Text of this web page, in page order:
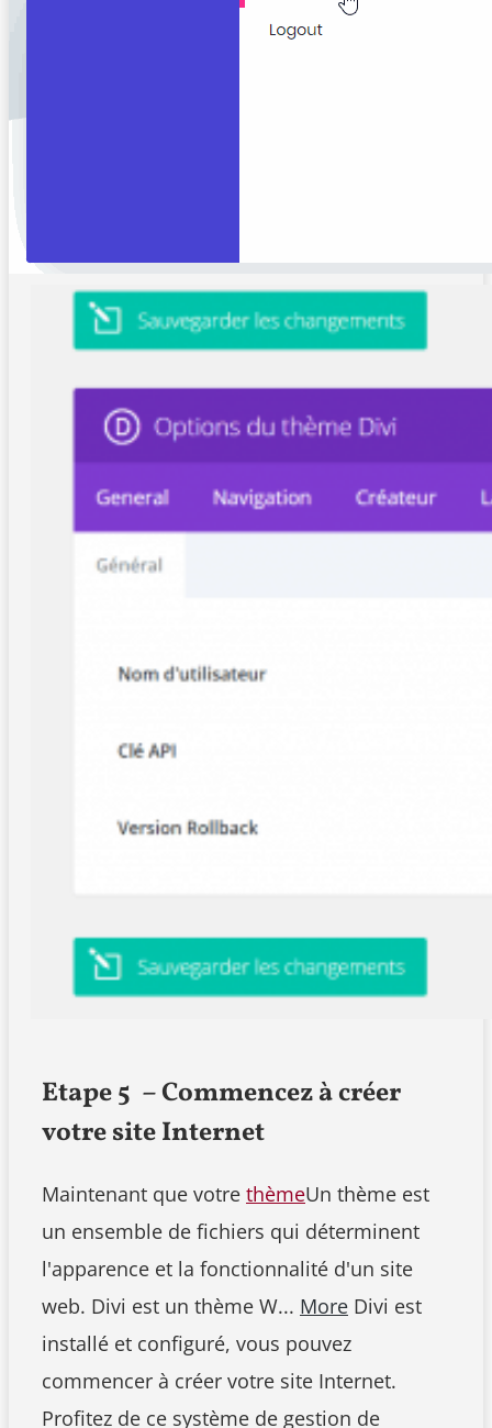
Etape 5 – Commencez à créer
votre site Internet
Maintenant que votre thèmeUn thème est
un ensemble de fichiers qui déterminent
l'apparence et la fonctionnalité d'un site
web. Divi est un thème W... More Divi est
installé et configuré, vous pouvez
commencer à créer votre site Internet.
Profitez de ce système de gestion de